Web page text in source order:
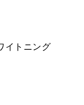
イトニング